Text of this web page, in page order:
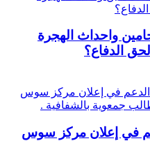
واحداث الهجرة
الدفاع؟
في إعلان مركز سوس